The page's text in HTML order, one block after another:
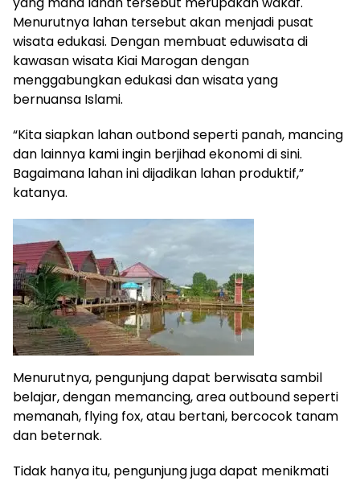
Menurutnya lahan tersebut akan menjadi pusat
wisata edukasi. Dengan membuat eduwisata di
kawasan wisata Kiai Marogan dengan
menggabungkan edukasi dan wisata yang
bernuansa Islami.
“Kita siapkan lahan outbond seperti panah, mancing
dan lainnya kami ingin berjihad ekonomi di sini.
Bagaimana lahan ini dijadikan lahan produktif,”
katanya.
Menurutnya, pengunjung dapat berwisata sambil
belajar, dengan memancing, area outbound seperti
memanah, flying fox, atau bertani, bercocok tanam
dan beternak.
Tidak hanya itu, pengunjung juga dapat menikmati